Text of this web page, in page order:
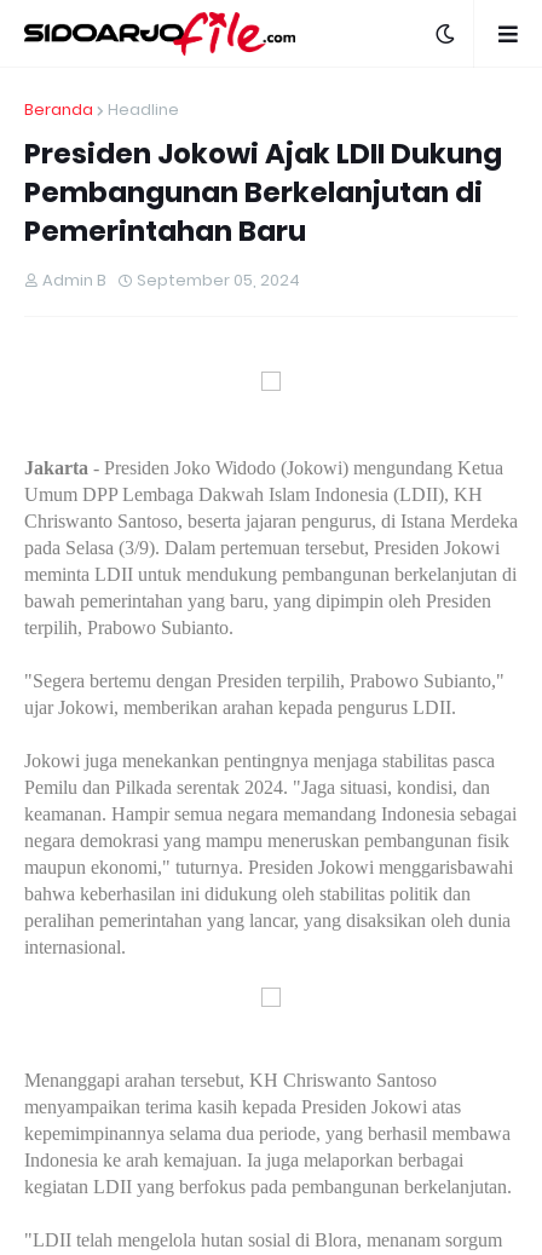
Beranda Headline
Presiden Jokowi Ajak LDII Dukung
Pembangunan Berkelanjutan di
Pemerintahan Baru
Admin B September 05, 2024
Jakarta - Presiden Joko Widodo (Jokowi) mengundang Ketua
Umum DPP Lembaga Dakwah Islam Indonesia (LDII), KH
Chriswanto Santoso, beserta jajaran pengurus, di Istana Merdeka
pada Selasa (3/9). Dalam pertemuan tersebut, Presiden Jokowi
meminta LDII untuk mendukung pembangunan berkelanjutan di
bawah pemerintahan yang baru, yang dipimpin oleh Presiden
terpilih, Prabowo Subianto.
"Segera bertemu dengan Presiden terpilih, Prabowo Subianto,"
ujar Jokowi, memberikan arahan kepada pengurus LDII.
Jokowi juga menekankan pentingnya menjaga stabilitas pasca
Pemilu dan Pilkada serentak 2024. "Jaga situasi, kondisi, dan
keamanan. Hampir semua negara memandang Indonesia sebagai
negara demokrasi yang mampu meneruskan pembangunan fisik
maupun ekonomi," tuturnya. Presiden Jokowi menggarisbawahi
bahwa keberhasilan ini didukung oleh stabilitas politik dan
peralihan pemerintahan yang lancar, yang disaksikan oleh dunia
internasional.
Menanggapi arahan tersebut, KH Chriswanto Santoso
menyampaikan terima kasih kepada Presiden Jokowi atas
kepemimpinannya selama dua periode, yang berhasil membawa
Indonesia ke arah kemajuan. Ia juga melaporkan berbagai
kegiatan LDII yang berfokus pada pembangunan berkelanjutan.
"LDII telah mengelola hutan sosial di Blora, menanam sorgum